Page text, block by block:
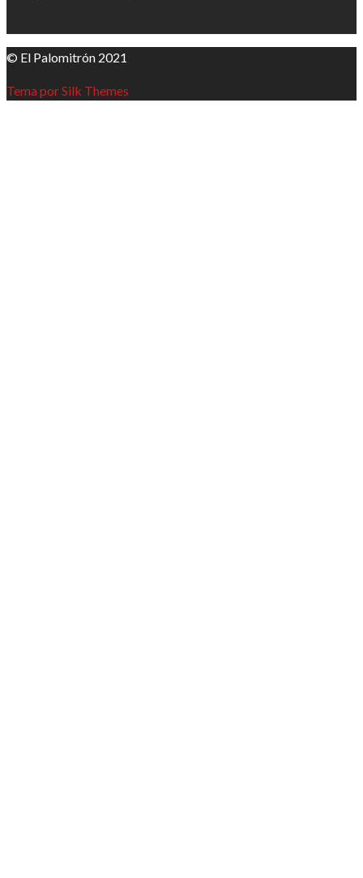
© El Palomitrón 2021
Tema por Silk Themes